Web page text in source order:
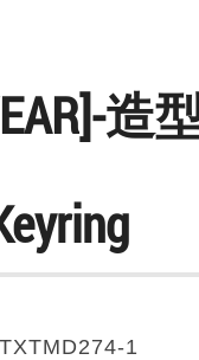
造
TXTMD274-1